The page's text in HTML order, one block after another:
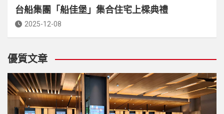
台船集團「船佳堡」集合住宅上樑典禮
2025-12-08
優質文章